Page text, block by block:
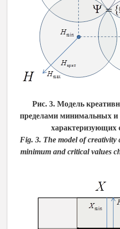
Рис. 3. Модель
пределами минимальных и
характеризующих
Fig. 3. The model of creativity
minimum and critical values